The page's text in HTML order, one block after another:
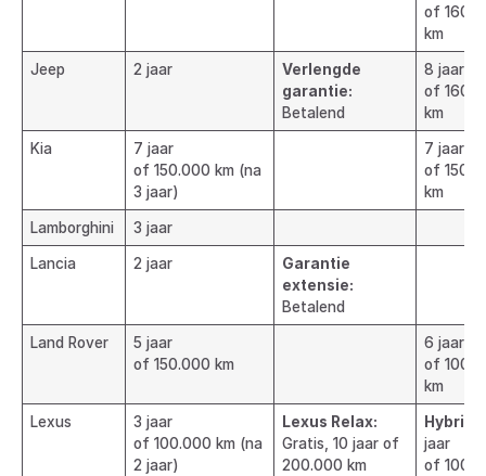
of
km
Jeep 2 jaar
Verlengde
garantie:
Betalend
8 jaar
of
km
Kia
7 jaar
of 150.000 km (na
3 jaar)
7 jaar
of
km
Lamborghini 3 jaar
Lancia 2 jaar
Garantie
extensie:
Betalend
Land Rover
5 jaar
of 150.000 km
6 jaar
of
km
Lexus
3 jaar
of 100.000 km (na
2 jaar)
Lexus Relax:
Gratis, 10 jaar of
200.000 km
jaar
of